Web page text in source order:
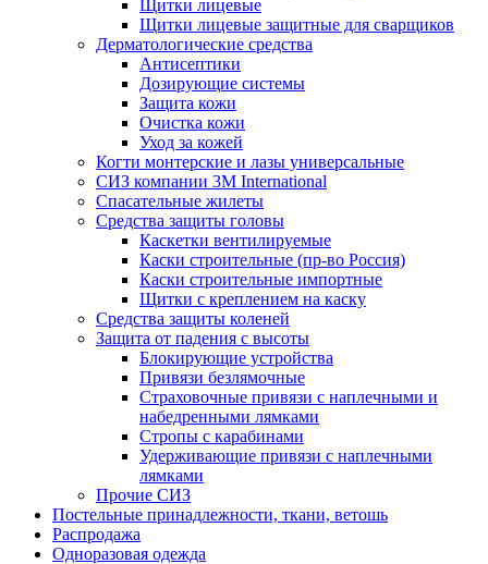
Щитки лицевые
Щитки лицевые защитные для сварщиков
Дерматологические средства
Антисептики
Дозирующие системы
Защита кожи
Очистка кожи
Уход за кожей
Когти монтерские и лазы универсальные
СИЗ компании 3М International
Спасательные жилеты
Средства защиты головы
Каскетки вентилируемые
Каски строительные (пр-во Россия)
Каски строительные импортные
Щитки с креплением на каску
Средства защиты коленей
Защита от падения с высоты
Блокирующие устройства
Привязи безлямочные
Страховочные привязи с наплечными и
набедренными лямками
Стропы с карабинами
Удерживающие привязи с наплечными
лямками
Прочие СИЗ
Постельные принадлежности, ткани, ветошь
Распродажа
Одноразовая одежда